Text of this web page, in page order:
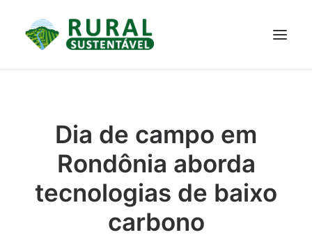
JANELA DO CONHECIMENTO
Dia de campo em
Rondônia aborda
tecnologias de baixo
carbono